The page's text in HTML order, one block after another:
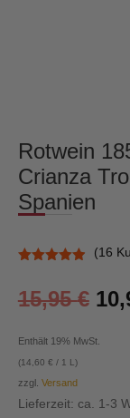
Rotwein
Crianza
Spanien
von 5,
basierend
Kundenbewe
rtungen
(16
15,95€
Enthält 19% MwSt.
(14,60 € / 1 L)
zzgl. Versand
Lieferzeit: ca. 1-3